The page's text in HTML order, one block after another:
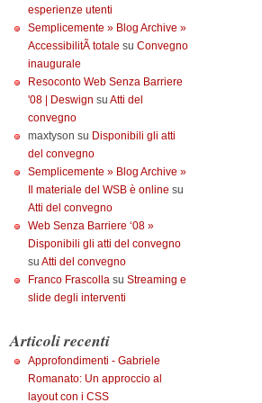
esperienze utenti
Semplicemente » Blog Archive »
AccessibilitÃ totale su Convegno
inaugurale
Resoconto Web Senza Barriere
'08 | Deswign su Atti del
convegno
maxtyson su Disponibili gli atti
del convegno
Semplicemente » Blog Archive »
Il materiale del WSB è online su
Atti del convegno
Web Senza Barriere ‘08 »
Disponibili gli atti del convegno
su Atti del convegno
Franco Frascolla su Streaming e
slide degli interventi
Articoli recenti
Approfondimenti - Gabriele
Romanato: Un approccio al
layout con i CSS